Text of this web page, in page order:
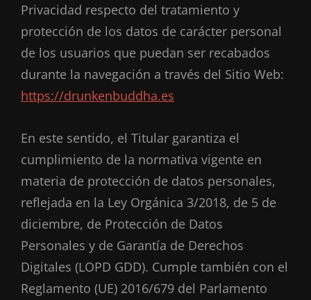
Privacidad respecto del tratamiento y
protección de los datos de carácter personal
de los usuarios que puedan ser recabados
durante la navegación a través del Sitio Web:
https://drunkenbuddha.es
En este sentido, el Titular garantiza el
cumplimiento de la normativa vigente en
materia de protección de datos personales,
reflejada en la Ley Orgánica 3/2018, de 5 de
diciembre, de Protección de Datos
Personales y de Garantía de Derechos
Digitales (LOPD GDD). Cumple también con el
Reglamento (UE) 2016/679 del Parlamento